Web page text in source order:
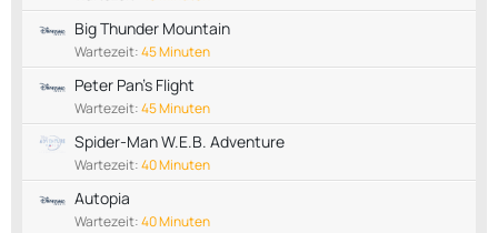
Big Thunder Mountain
Wartezeit:45 Minuten
Peter Pan's Flight
Wartezeit:45 Minuten
Spider-Man W.E.B. Adventure
Wartezeit:40 Minuten
Autopia
Wartezeit:40 Minuten